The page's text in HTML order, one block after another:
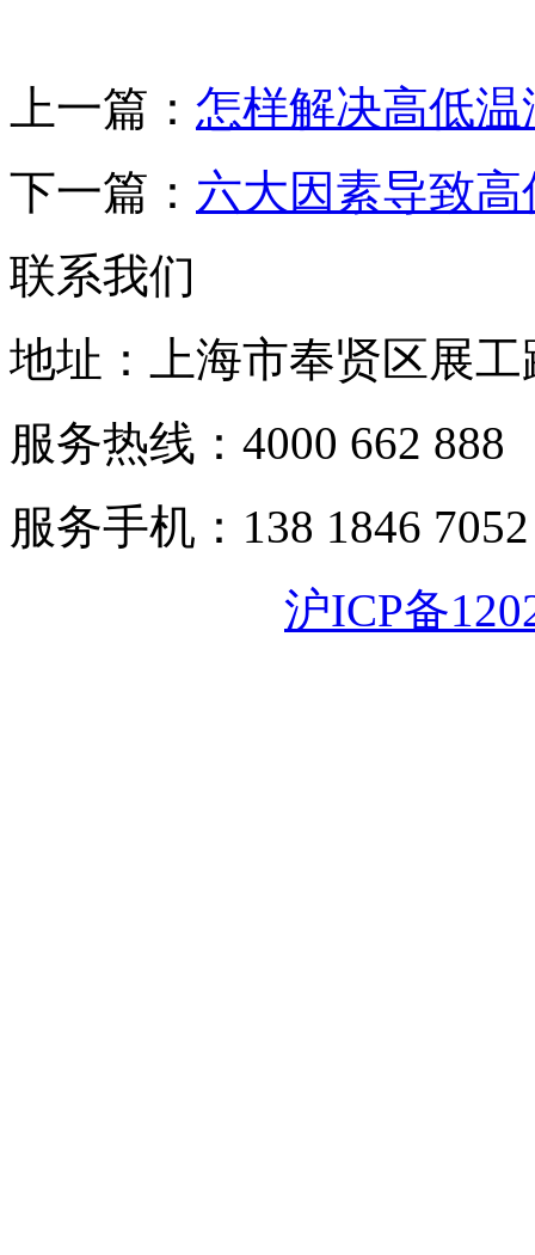
上一篇： 怎样解决高低
下一篇： 六大因素导致
联系我们
地址：上海市奉贤区展工
服务热线：4000 662 888
服务手机：138 1846 7052
沪ICP备